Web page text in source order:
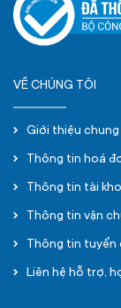
VỀ CHÚNG TÔI
Giới thiệu chung
Thông tin hoá
Thông tin tài
Thông tin vận
Thông tin tuyển
Liên hệ hỗ trợ,